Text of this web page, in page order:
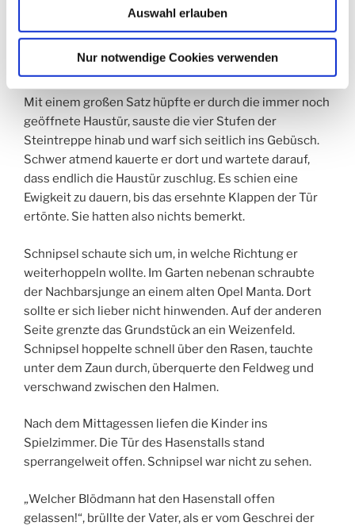
Auswahl erlauben
Nur notwendige Cookies verwenden
Dann stieß die Mutter die Tür auf und rief: „Ich bin da!“.
Sie warf ihren Schlüssel auf den Schuhschrank, ihre
nutzte Schnipsel zur Flucht.
Mit einem großen Satz hüpfte er durch die immer noch
geöffnete Haustür, sauste die vier Stufen der
Steintreppe hinab und warf sich seitlich ins Gebüsch.
Schwer atmend kauerte er dort und wartete darauf,
dass endlich die Haustür zuschlug. Es schien eine
Ewigkeit zu dauern, bis das ersehnte Klappen der Tür
ertönte. Sie hatten also nichts bemerkt.
Schnipsel schaute sich um, in welche Richtung er
weiterhoppeln wollte. Im Garten nebenan schraubte
der Nachbarsjunge an einem alten Opel Manta. Dort
sollte er sich lieber nicht hinwenden. Auf der anderen
Seite grenzte das Grundstück an ein Weizenfeld.
Schnipsel hoppelte schnell über den Rasen, tauchte
unter dem Zaun durch, überquerte den Feldweg und
verschwand zwischen den Halmen.
Nach dem Mittagessen liefen die Kinder ins
Spielzimmer. Die Tür des Hasenstalls stand
sperrangelweit offen. Schnipsel war nicht zu sehen.
„Welcher Blödmann hat den Hasenstall offen
gelassen!“, brüllte der Vater, als er vom Geschrei der